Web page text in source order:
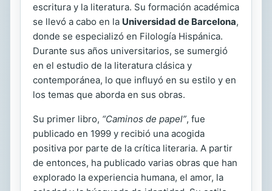
escritura y la literatura. Su formación académica
se llevó a cabo en la Universidad de Barcelona,
donde se especializó en Filología Hispánica.
Durante sus años universitarios, se sumergió
en el estudio de la literatura clásica y
contemporánea, lo que influyó en su estilo y en
los temas que aborda en sus obras.
Su primer libro, “Caminos de papel”, fue
publicado en 1999 y recibió una acogida
positiva por parte de la crítica literaria. A partir
de entonces, ha publicado varias obras que han
explorado la experiencia humana, el amor, la